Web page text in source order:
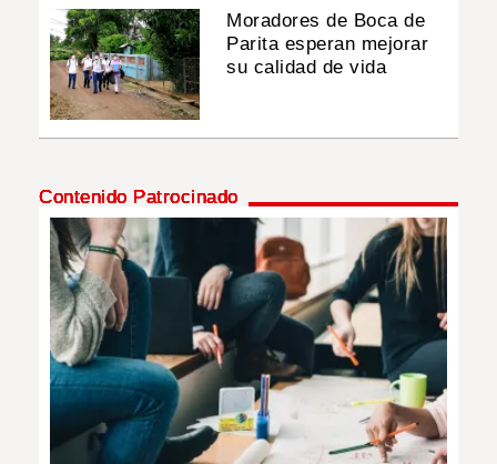
Moradores de Boca de
Parita esperan mejorar
su calidad de vida
Contenido Patrocinado